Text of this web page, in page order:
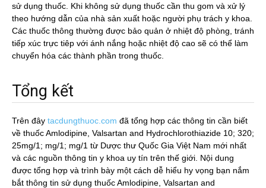
sử dụng thuốc. Khi không sử dụng thuốc cần thu gom và xử lý
theo hướng dẫn của nhà sản xuất hoặc người phụ trách y khoa.
Các thuốc thông thường được bảo quản ở nhiệt độ phòng, tránh
tiếp xúc trực tiêp với ánh nắng hoặc nhiệt độ cao sẽ có thể làm
chuyển hóa các thành phần trong thuốc.
Tổng kết
Trên đây tacdungthuoc.com đã tổng hợp các thông tin cần biết
về thuốc Amlodipine, Valsartan and Hydrochlorothiazide 10; 320;
25mg/1; mg/1; mg/1 từ Dược thư Quốc Gia Việt Nam mới nhất
và các nguồn thông tin y khoa uy tín trên thế giới. Nội dung
được tổng hợp và trình bày một cách dễ hiểu hy vọng bạn nắm
bắt thông tin sử dụng thuốc Amlodipine, Valsartan and